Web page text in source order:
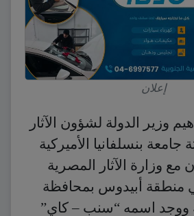
إعلان
وزير الدولة لشؤون الآثار
جامعة بنسلفانيا الأميركية
مع وزارة الآثار المصرية
منطقة أبيدوس بمحافظة
ووجد اسمه “سنب – كاي”